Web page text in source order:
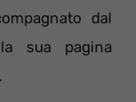
dal
sua pagina